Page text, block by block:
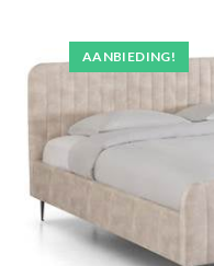
AANBIEDING!